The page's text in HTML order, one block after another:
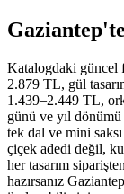
Katalogdaki güncel
2.879 TL, gül
1.439–2.449 TL,
günü ve yıl
tek dal ve mini
çiçek adedi değil,
her tasarım
hazırsanız